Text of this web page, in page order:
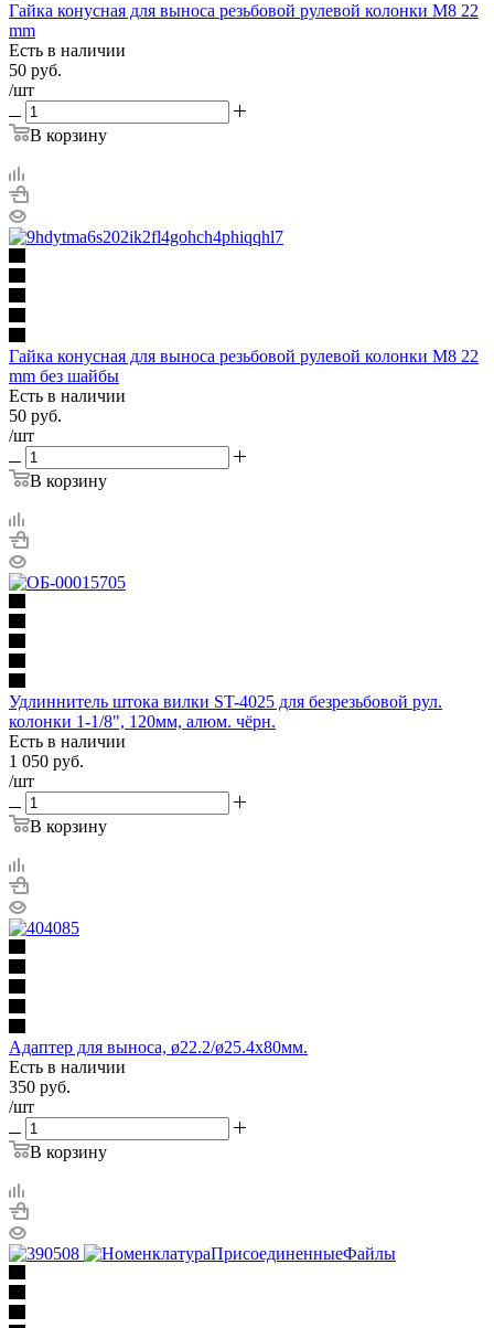
Гайка конусная для выноса резьбовой рулевой колонки М8 22
mm
Есть в наличии
50 руб.
/шт
В корзину
Гайка конусная для выноса резьбовой рулевой колонки М8 22
mm без шайбы
Есть в наличии
50 руб.
/шт
В корзину
Удлиннитель штока вилки ST-4025 для безрезьбовой рул.
колонки 1-1/8", 120мм, алюм. чёрн.
Есть в наличии
1 050 руб.
/шт
В корзину
Адаптер для выноса, ø22.2/ø25.4х80мм.
Есть в наличии
350 руб.
/шт
В корзину